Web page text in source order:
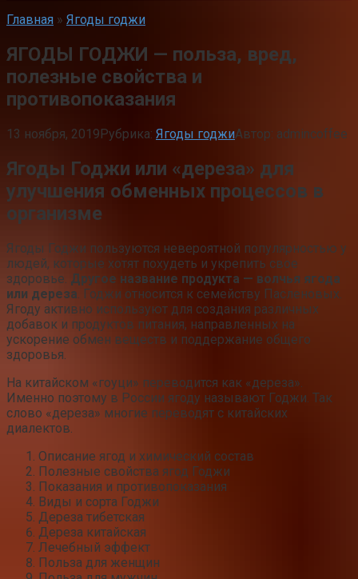
Главная » Ягоды годжи
ЯГОДЫ ГОДЖИ — польза, вред,
полезные свойства и
противопоказания
13 ноября, 2019Рубрика: Ягоды годжиАвтор: admincoffee
Ягоды Годжи или «дереза» для
улучшения обменных процессов в
организме
Ягоды Годжи пользуются невероятной популярностью у
людей, которые хотят похудеть и укрепить свое
здоровье. Другое название продукта — волчья ягода
или дереза . Годжи относится к семейству Пасленовых.
Ягоду активно используют для создания различных
добавок и продуктов питания, направленных на
ускорение обмен веществ и поддержание общего
здоровья.
На китайском «гоуци» переводится как «дереза».
Именно поэтому в России ягоду называют Годжи. Так
слово «дереза» многие переводят с китайских
диалектов.
Описание ягод и химический состав
Полезные свойства ягод Годжи
Показания и противопоказания
Виды и сорта Годжи
Дереза тибетская
Дереза китайская
Лечебный эффект
Польза для женщин